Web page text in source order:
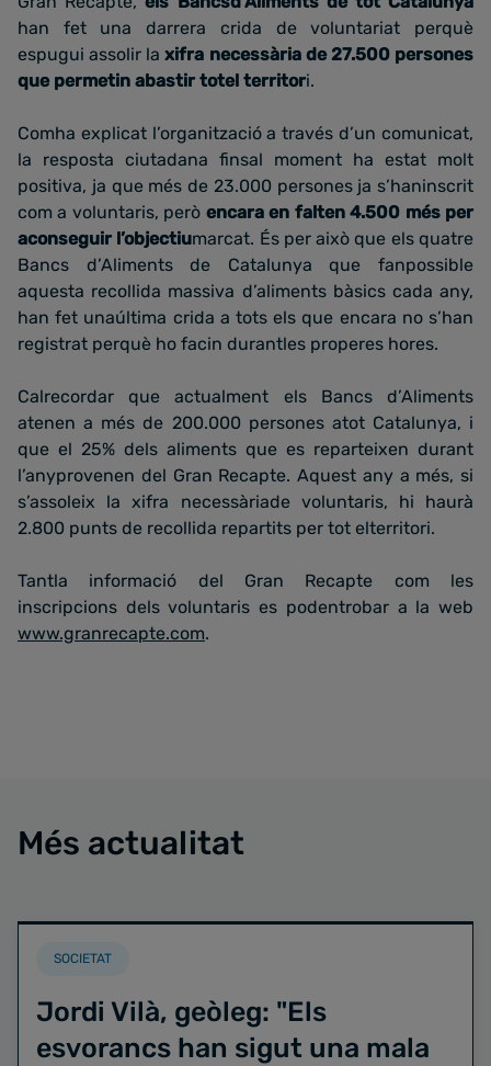
han fet una darrera crida de voluntariat perquè
espugui assolir laxifra necessària de 27.500 persones
que permetin abastir totel territori.
Comha explicat l’organització a través d’un comunicat,
la resposta ciutadana finsal moment ha estat molt
positiva, ja que més de 23.000 persones ja s’haninscrit
com a voluntaris, però encara en falten 4.500 més per
aconseguir l’objectiumarcat. És per això que els quatre
Bancs d’Aliments de Catalunya que fanpossible
aquesta recollida massiva d’aliments bàsics cada any,
han fet unaúltima crida a tots els que encara no s’han
registrat perquè ho facin durantles properes hores.
Calrecordar que actualment els Bancs d’Aliments
atenen a més de 200.000 persones atot Catalunya, i
que el 25% dels aliments que es reparteixen durant
l’anyprovenen del Gran Recapte. Aquest any a més, si
s’assoleix la xifra necessàriade voluntaris, hi haurà
2.800 punts de recollida repartits per tot elterritori.
Tantla informació del Gran Recapte com les
inscripcions dels voluntaris es podentrobar a la web
www.granrecapte.com.
Més actualitat
SOCIETAT
Jordi Vilà, geòleg: "Els
esvorancs han sigut una mala